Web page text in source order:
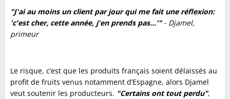
"J'ai au moins un client par jour qui me fait une réflexion:
'c'est cher, cette année, j'en prends pas...'"- Djamel,
primeur
Le risque, c’est que les produits français soient délaissés au
profit de fruits venus notamment d’Espagne, alors Djamel
veut soutenir les producteurs. "Certains ont tout perdu",